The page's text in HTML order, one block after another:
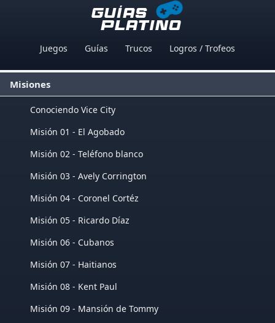
Juegos Guías Trucos Logros / Trofeos
Misiones
Conociendo Vice City
Misión 01 - El Agobado
Misión 02 - Teléfono blanco
Misión 03 - Avely Corrington
Misión 04 - Coronel Cortéz
Misión 05 - Ricardo Díaz
Misión 06 - Cubanos
Misión 07 - Haitianos
Misión 08 - Kent Paul
Misión 09 - Mansión de Tommy